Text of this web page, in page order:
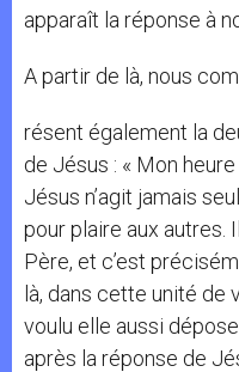
apparaît la réponse à
A partir de là, nous
résent également la
de Jésus : « Mon heure
Jésus n’agit jamais
pour plaire aux autres.
Père, et c’est
là, dans cette unité de
voulu elle aussi
après la réponse de